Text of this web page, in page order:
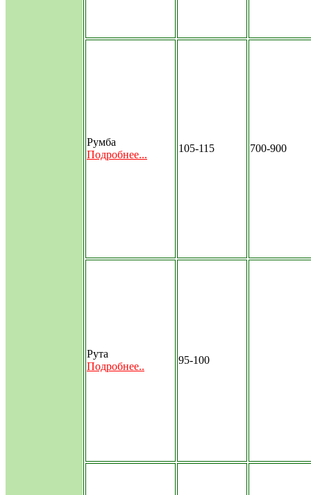
Румба
Подробнее...
105-115 700-900
Рута
Подробнее..
95-100